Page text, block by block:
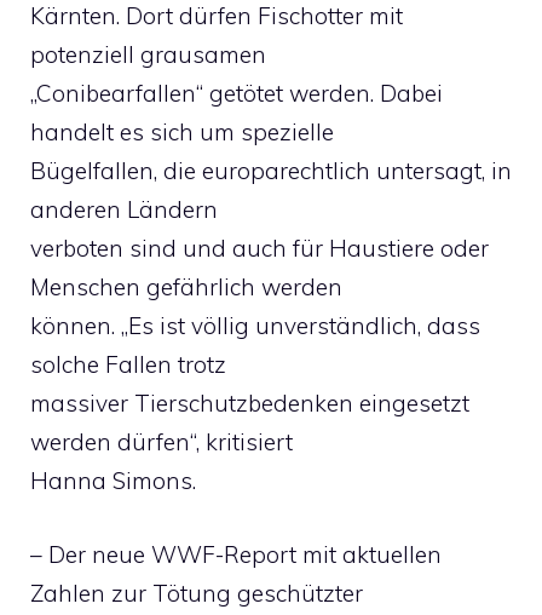
Kärnten. Dort dürfen Fischotter mit
potenziell grausamen
„Conibearfallen“ getötet werden. Dabei
handelt es sich um spezielle
Bügelfallen, die europarechtlich untersagt, in
anderen Ländern
verboten sind und auch für Haustiere oder
Menschen gefährlich werden
können. „Es ist völlig unverständlich, dass
solche Fallen trotz
massiver Tierschutzbedenken eingesetzt
werden dürfen“, kritisiert
Hanna Simons.
– Der neue WWF-Report mit aktuellen
Zahlen zur Tötung geschützter